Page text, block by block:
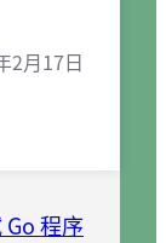
2月17日
程序